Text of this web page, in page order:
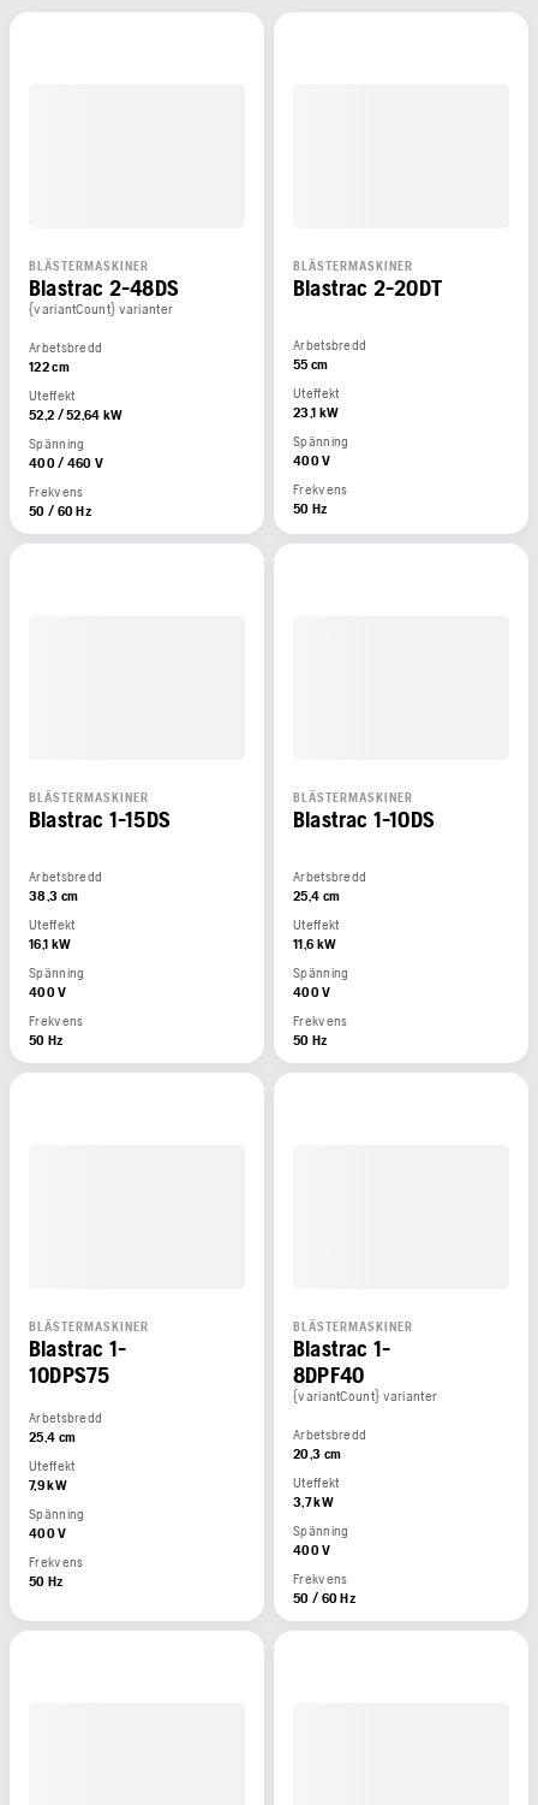
BLÄSTERMASKINER
Blastrac 2-48DS
{variantCount} varianter
Arbetsbredd
122 cm
Uteffekt
52,2 / 52,64 kW
Spänning
400 / 460 V
Frekvens
50 / 60 Hz
BLÄSTERMASKINER
Blastrac 2-20DT
Arbetsbredd
55 cm
Uteffekt
23,1 kW
Spänning
400 V
Frekvens
50 Hz
BLÄSTERMASKINER
Blastrac 1-15DS
Arbetsbredd
38,3 cm
Uteffekt
16,1 kW
Spänning
400 V
Frekvens
50 Hz
BLÄSTERMASKINER
Blastrac 1-10DS
Arbetsbredd
25,4 cm
Uteffekt
11,6 kW
Spänning
400 V
Frekvens
50 Hz
BLÄSTERMASKINER
Blastrac 1-
10DPS75
Arbetsbredd
25,4 cm
Uteffekt
7,9 kW
Spänning
400 V
Frekvens
50 Hz
BLÄSTERMASKINER
Blastrac 1-
8DPF40
{variantCount} varianter
Arbetsbredd
20,3 cm
Uteffekt
3,7 kW
Spänning
400 V
Frekvens
50 / 60 Hz